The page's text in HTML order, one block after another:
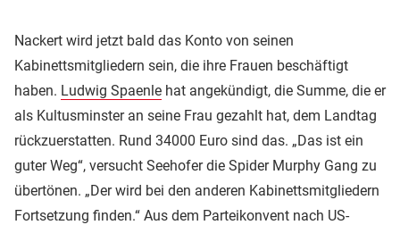
Nackert wird jetzt bald das Konto von seinen
Kabinettsmitgliedern sein, die ihre Frauen beschäftigt
haben. Ludwig Spaenle hat angekündigt, die Summe, die er
als Kultusminster an seine Frau gezahlt hat, dem Landtag
rückzuerstatten. Rund 34000 Euro sind das. „Das ist ein
guter Weg“, versucht Seehofer die Spider Murphy Gang zu
übertönen. „Der wird bei den anderen Kabinettsmitgliedern
Fortsetzung finden.“ Aus dem Parteikonvent nach US-